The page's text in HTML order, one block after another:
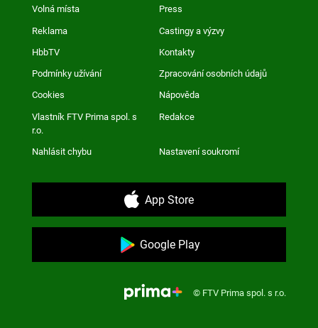
Volná místa Press
Reklama Castingy a výzvy
HbbTV Kontakty
Podmínky užívání Zpracování osobních údajů
Cookies Nápověda
Vlastník FTV Prima spol. s
r.o.
Redakce
Nahlásit chybu Nastavení soukromí
App Store
Google Play
© FTV Prima spol. s r.o.